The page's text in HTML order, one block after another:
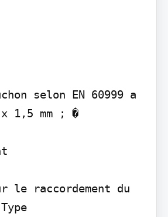
selon EN 60999 a
1,5 mm ; �
le raccordement du